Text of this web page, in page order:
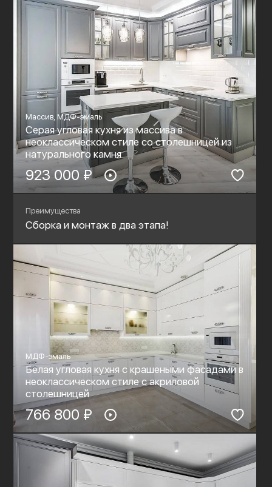
Массив, МДФ-эмаль
Серая угловая кухня из массива в
неоклассическом стиле со столешницей из
натурального камня
923 000 ₽
Преимущества
Сборка и монтаж в два этапа!
МДФ-эмаль
Белая угловая кухня с крашеными фасадами в
неоклассическом стиле c акриловой
столешницей
766 800 ₽